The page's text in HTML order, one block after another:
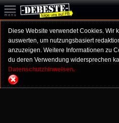
Diese Website verwendet Cookies. Wir
auswerten, um nutzungsbasiert
anzuzeigen. Weitere Informationen zu
du deren Verwendung widersprechen
Datenschutzhinweisen.